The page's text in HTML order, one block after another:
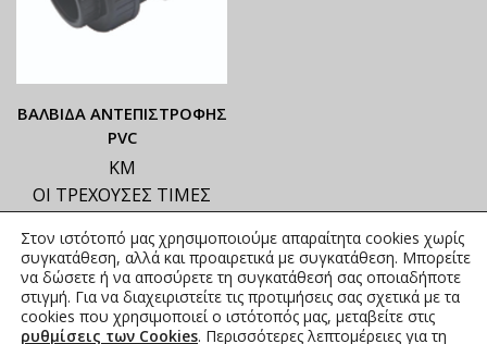
ΒΑΛΒΙΔΑ ΑΝΤΕΠΙΣΤΡΟΦΗΣ
PVC
ΚΜ
ΟΙ ΤΡΕΧΟΥΣΕΣ ΤΙΜΕΣ
ΑΝΗΡΤΗΜΕΝΟ PDF
8,93€–182,65€ συμπ.
Φ.Π.Α.
Στον ιστότοπό μας χρησιμοποιούμε απαραίτητα cookies χωρίς
συγκατάθεση, αλλά και προαιρετικά με συγκατάθεση. Μπορείτε
να δώσετε ή να αποσύρετε τη συγκατάθεσή σας οποιαδήποτε
στιγμή. Για να διαχειριστείτε τις προτιμήσεις σας σχετικά με τα
cookies που χρησιμοποιεί ο ιστότοπός μας, μεταβείτε στις
ρυθμίσεις των Cookies. Περισσότερες λεπτομέρειες για τη